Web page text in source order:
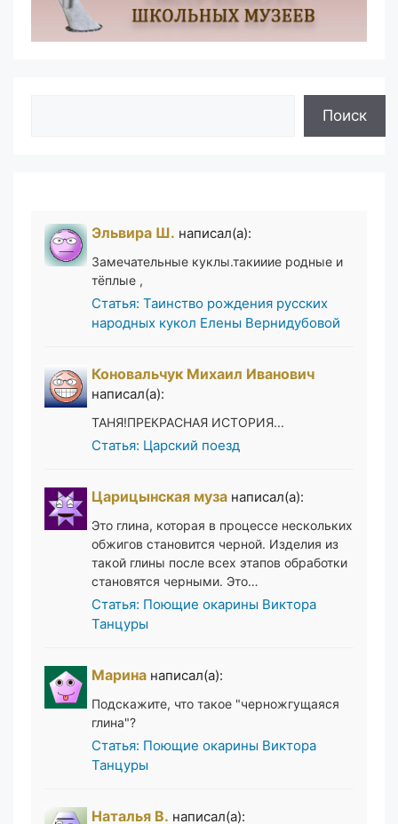
Поиск
Эльвира Ш. написал(а):
Замечательные куклы.такииие родные и
тёплые ,
Статья: Таинство рождения русских
народных кукол Елены Вернидубовой
Коновальчук Михаил Иванович
написал(а):
ТАНЯ!ПРЕКРАСНАЯ ИСТОРИЯ...
Статья: Царский поезд
Царицынская муза написал(а):
Это глина, которая в процессе нескольких
обжигов становится черной. Изделия из
такой глины после всех этапов обработки
становятся черными. Это…
Статья: Поющие окарины Виктора
Танцуры
Марина написал(а):
Подскажите, что такое "черножгущаяся
глина"?
Статья: Поющие окарины Виктора
Танцуры
Наталья В. написал(а):